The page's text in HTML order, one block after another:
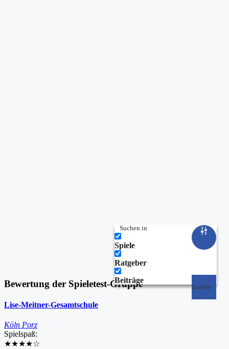
Suchen
Suchen in
Spiele
Ratgeber
Beiträge
Bewertung der Spieletest-Gruppe
Lise-Meitner-Gesamtschule
Köln Porz
Spielspaß:
★★★★☆